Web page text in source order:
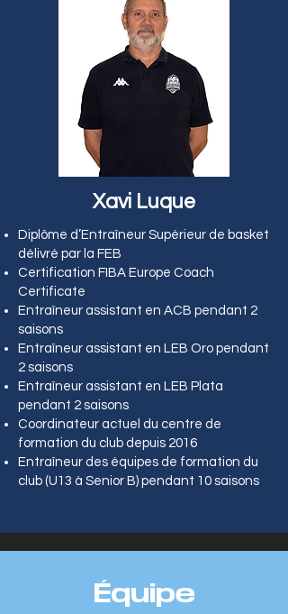
Xavi Luque
Diplôme d’Entraîneur Supérieur de basket
délivré par la FEB
Certification FIBA Europe Coach
Certificate
Entraîneur assistant en ACB pendant 2
saisons
Entraîneur assistant en LEB Oro pendant
2 saisons
Entraîneur assistant en LEB Plata
pendant 2 saisons
Coordinateur actuel du centre de
formation du club depuis 2016
Entraîneur des équipes de formation du
club (U13 à Senior B) pendant 10 saisons
Équipe